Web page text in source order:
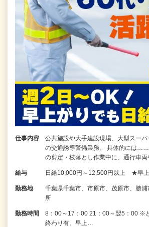
仕事内容
公共施設や大手建設現場、大型スー
の交通誘導警備業務。 具体的には
の剪定・枝落とし作業中に、通行車両
給与 日給10,000円～12,500円以上 ★早上
勤務地
千葉県千葉市、市原市、茂原市、勝
所
勤務時間
8：00～17：00 21：00～翌5：00 ※
終わり有。早上…